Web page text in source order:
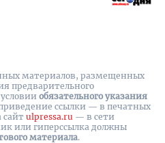
материалов, размещенных
предварительного
обязательного указания
ссылки — в печатных
cайт ulpressa.ru — в сети
или гиперссылка должны
материала.